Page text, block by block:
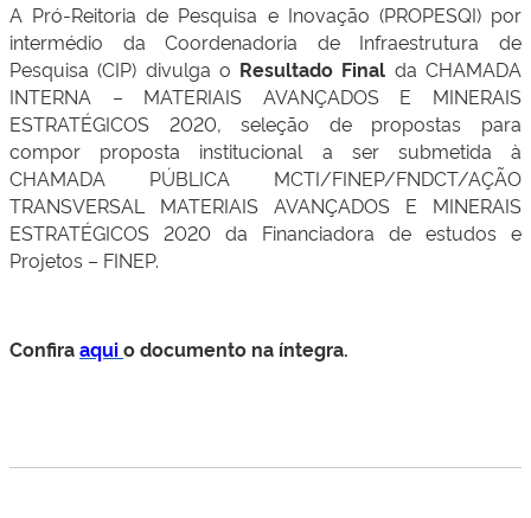
A Pró-Reitoria de Pesquisa e Inovação (PROPESQI) por
intermédio da Coordenadoria de Infraestrutura de
Pesquisa (CIP) divulga o Resultado Final da CHAMADA
INTERNA – MATERIAIS AVANÇADOS E MINERAIS
ESTRATÉGICOS 2020, seleção de propostas para
compor proposta institucional a ser submetida à
CHAMADA PÚBLICA MCTI/FINEP/FNDCT/AÇÃO
TRANSVERSAL MATERIAIS AVANÇADOS E MINERAIS
ESTRATÉGICOS 2020 da Financiadora de estudos e
Projetos – FINEP.
Confiraaquio documento na íntegra.